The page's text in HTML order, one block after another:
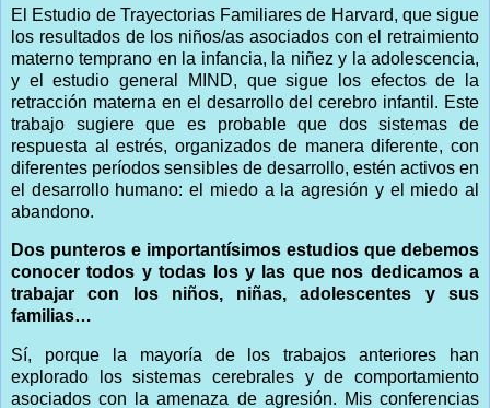
El Estudio de Trayectorias Familiares de Harvard, que sigue
los resultados de los niños/as asociados con el retraimiento
materno temprano en la infancia, la niñez y la adolescencia,
y el estudio general MIND, que sigue los efectos de la
retracción materna en el desarrollo del cerebro infantil. Este
trabajo sugiere que es probable que dos sistemas de
respuesta al estrés, organizados de manera diferente, con
diferentes períodos sensibles de desarrollo, estén activos en
el desarrollo humano: el miedo a la agresión y el miedo al
abandono.
Dos punteros e importantísimos estudios que debemos
conocer todos y todas los y las que nos dedicamos a
trabajar con los niños, niñas, adolescentes y sus
familias…
Sí, porque la mayoría de los trabajos anteriores han
explorado los sistemas cerebrales y de comportamiento
asociados con la amenaza de agresión. Mis conferencias